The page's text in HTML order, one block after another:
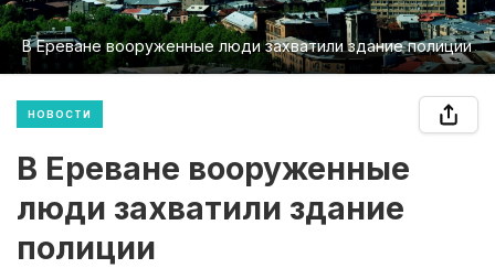
В Ереване вооруженные люди захватили здание полиции
НОВОСТИ
В Ереване вооруженные
люди захватили здание
полиции